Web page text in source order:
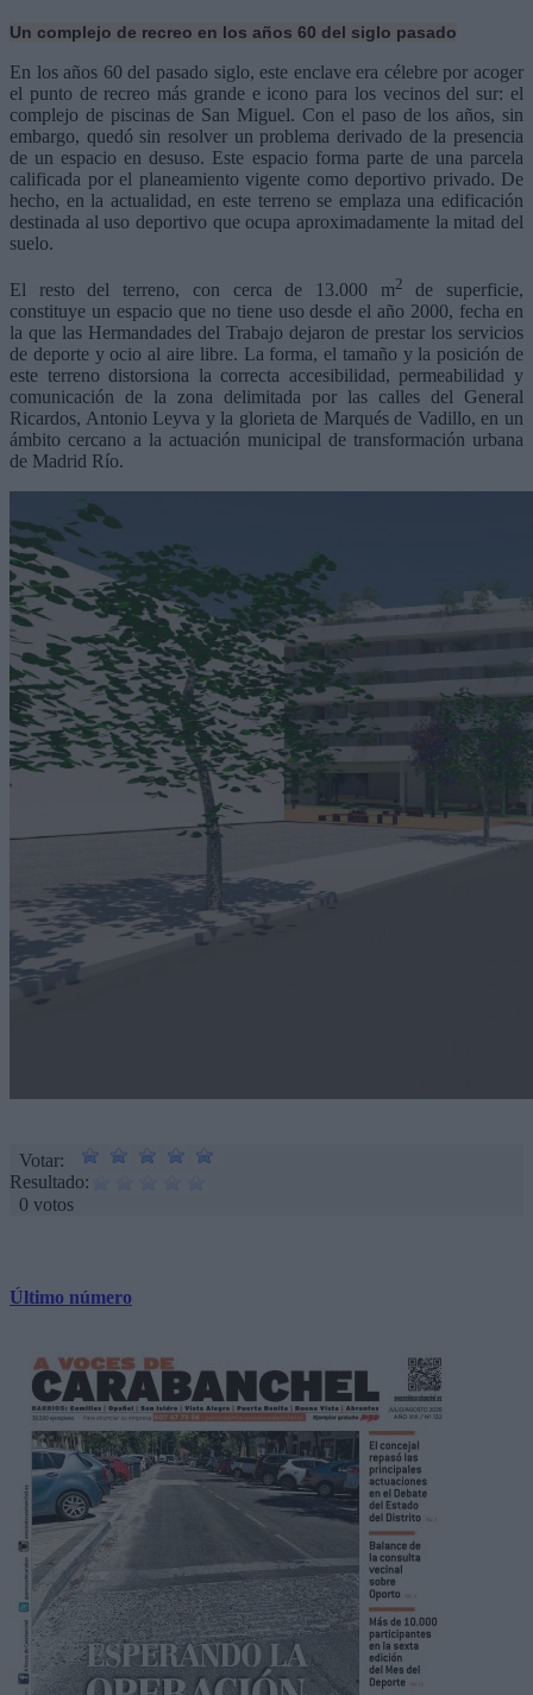
Un complejo de recreo en los años 60 del siglo pasado
En los años 60 del pasado siglo, este enclave era célebre por acoger
el punto de recreo más grande e icono para los vecinos del sur: el
complejo de piscinas de San Miguel. Con el paso de los años, sin
embargo, quedó sin resolver un problema derivado de la presencia
de un espacio en desuso. Este espacio forma parte de una parcela
calificada por el planeamiento vigente como deportivo privado. De
hecho, en la actualidad, en este terreno se emplaza una edificación
destinada al uso deportivo que ocupa aproximadamente la mitad del
suelo.
El resto del terreno, con cerca de 13.000 m2
de superficie,
constituye un espacio que no tiene uso desde el año 2000, fecha en
la que las Hermandades del Trabajo dejaron de prestar los servicios
de deporte y ocio al aire libre. La forma, el tamaño y la posición de
este terreno distorsiona la correcta accesibilidad, permeabilidad y
comunicación de la zona delimitada por las calles del General
Ricardos, Antonio Leyva y la glorieta de Marqués de Vadillo, en un
ámbito cercano a la actuación municipal de transformación urbana
de Madrid Río.
Votar:
Resultado:
0 votos
Último número